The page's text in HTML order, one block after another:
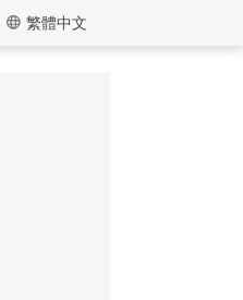
逍遙模擬器
繁體中文